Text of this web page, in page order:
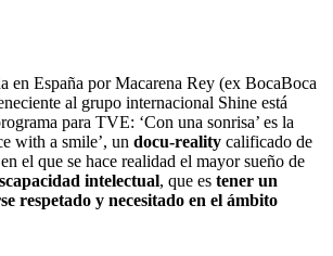
en España por Macarena Rey (ex BocaBoca
al grupo internacional Shine está
para TVE: ‘Con una sonrisa’ es la
with a smile’, un docu-reality calificado de
el que se hace realidad el mayor sueño de
intelectual, que es tener un
respetado y necesitado en el ámbito